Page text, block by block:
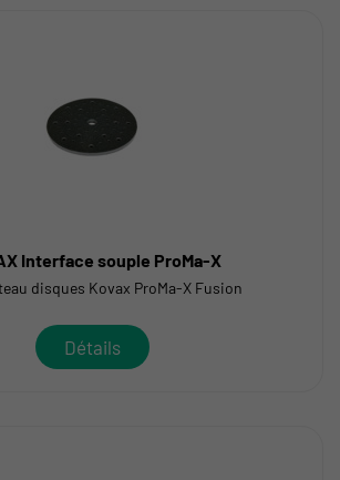
Interface souple ProMa-X
disques Kovax ProMa-X Fusion
Détails